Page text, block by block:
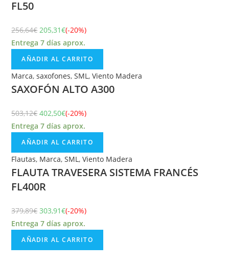
FL50
256,64€ 205,31€(-20%)
Entrega 7 días aprox.
AÑADIR AL CARRITO
Marca,saxofones,SML,Viento Madera
SAXOFÓN ALTO A300
503,12€ 402,50€(-20%)
Entrega 7 días aprox.
AÑADIR AL CARRITO
Flautas, Marca,SML,Viento Madera
FLAUTA TRAVESERA SISTEMA FRANCÉS
FL400R
379,89€ 303,91€(-20%)
Entrega 7 días aprox.
AÑADIR AL CARRITO